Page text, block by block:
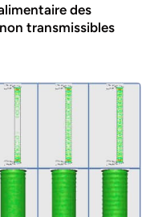
des
transmissibles